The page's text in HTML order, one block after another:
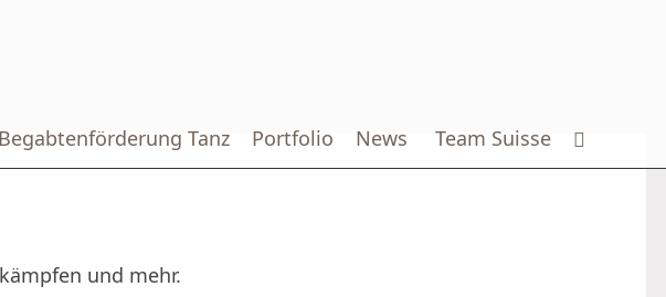
Begabtenförderung Tanz Portfolio News Team Suisse
und mehr.